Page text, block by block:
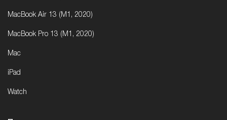
MacBook Air 13 (M1, 2020)
MacBook Pro 13 (M1, 2020)
Mac
iPad
Watch